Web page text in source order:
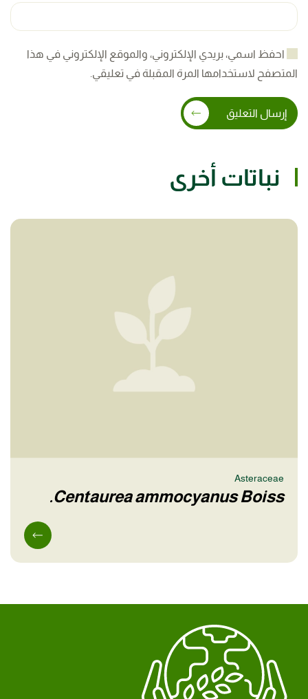
احفظ اسمي، بريدي الإلكتروني، والموقع الإلكتروني في هذا
المتصفح لاستخدامها المرة المقبلة في تعليقي.
إرسال التعليق
نباتات أخرى
Asteraceae
Centaurea ammocyanus Boiss.